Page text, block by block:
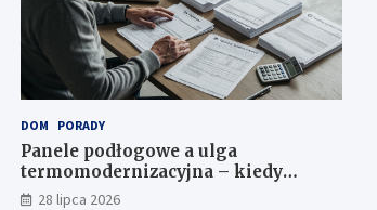
DOM PORADY
Panele podłogowe a ulga
termomodernizacyjna – kiedy
można odliczyć?
28 lipca 2026